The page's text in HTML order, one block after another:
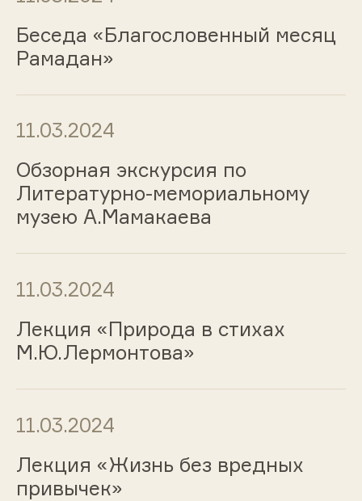
Беседа «Благословенный месяц
Рамадан»
11.03.2024
Обзорная экскурсия по
Литературно-мемориальному
музею А.Мамакаева
11.03.2024
Лекция «Природа в стихах
М.Ю.Лермонтова»
11.03.2024
Лекция «Жизнь без вредных
привычек»